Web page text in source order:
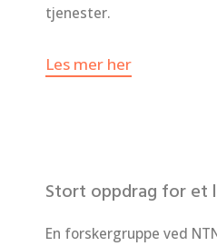
tjenester.
Les mer her
Stort oppdrag for et
En forskergruppe ved